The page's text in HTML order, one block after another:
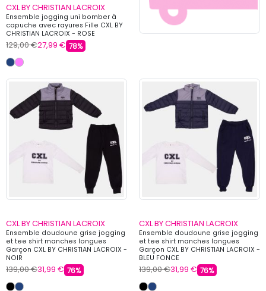
CXL BY CHRISTIAN LACROIX
Ensemble jogging uni bomber à
capuche avec rayures Fille CXL BY
CHRISTIAN LACROIX - ROSE
129,00 €27,99 € 78%
CXL BY CHRISTIAN LACROIX
Ensemble doudoune grise jogging
et tee shirt manches longues
Garçon CXL BY CHRISTIAN LACROIX -
NOIR
139,00 €31,99 € 76%
CXL BY CHRISTIAN LACROIX
Ensemble doudoune grise jogging
et tee shirt manches longues
Garçon CXL BY CHRISTIAN LACROIX -
BLEU FONCE
139,00 €31,99 € 76%